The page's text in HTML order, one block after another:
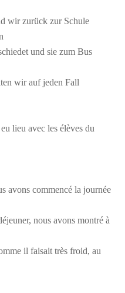
wir zurück zur Schule
und sie zum Bus
wir auf jeden Fall
lieu avec les élèves du
avons commencé la journée
nous avons montré à
il faisait très froid, au